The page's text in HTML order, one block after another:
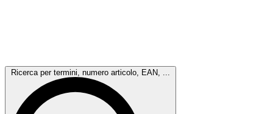
Ricerca per termini, numero articolo, EAN, ...